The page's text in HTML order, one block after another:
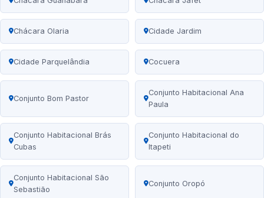
Chácara Olaria Cidade Jardim
Cidade Parquelândia Cocuera
Conjunto Bom Pastor
Conjunto Habitacional Ana
Paula
Conjunto Habitacional Brás
Cubas
Conjunto Habitacional do
Itapeti
Conjunto Habitacional São
Sebastião
Conjunto Oropó